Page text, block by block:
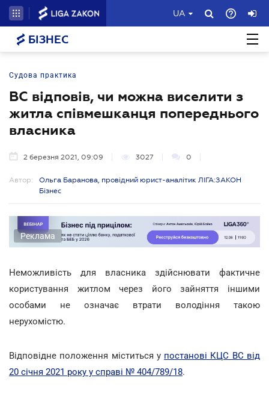
UA
БІЗНЕС
Судова практика
ВС відповів, чи можна виселити з
житла співмешканця попереднього
власника
2 березня 2021, 09:09 3027 0
Автор:
Ольга Баранова, провідний юрист-аналітик ЛІГА:ЗАКОН
Бізнес
Реклама
Неможливість для власника здійснювати фактичне
користування житлом через його зайняття іншими
особами не означає втрати володіння такою
нерухомістю.
Відповідне положення міститься у постанові КЦС ВС від
20 січня 2021 року у справі № 404/789/18.